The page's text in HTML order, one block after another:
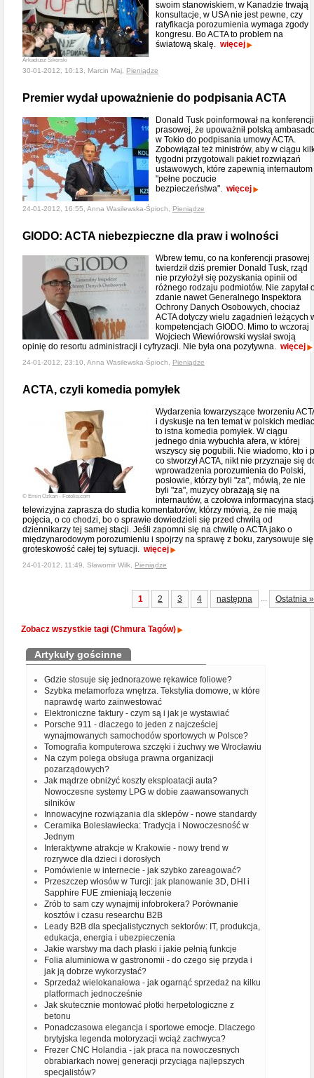
Arkadiusz Sikorski
swoim stanowiskiem, w Kanadzie trwają
konsultacje, w USA nie jest pewne, czy
ratyfikacja porozumienia wymaga zgody
kongresu. Bo ACTA to problem na
światową skalę. więcej
30-01-2012, 10:13, Marcin Maj, Pieniądze
Premier wydał upoważnienie do podpisania ACTA
Donald Tusk poinformował na konferencji
prasowej, że upoważnił polską
w Tokio do podpisania umowy ACTA.
Zobowiązał też ministrów, aby w ciągu
tygodni przygotowali pakiet rozwiązań
ustawowych, które zapewnią internautom
"pełne poczucie
bezpieczeństwa". więcej
24-01-2012, 16:55, Anna Wasilewska-Śpioch, Pieniądze
GIODO: ACTA niebezpieczne dla praw i wolności
Wbrew temu, co na konferencji prasowej
twierdził dziś premier Donald Tusk, rząd
nie przyłożył się pozyskania opinii od
różnego rodzaju podmiotów. Nie zapytał
zdanie nawet Generalnego Inspektora
Ochrony Danych Osobowych, chociaż
ACTA dotyczy wielu zagadnień leżących
kompetencjach GIODO. Mimo to wczoraj
Wojciech Wiewiórowski wysłał swoją
opinię do resortu administracji i cyfryzacji. Nie była ona pozytywna. więcej
24-01-2012, 23:10, Anna Wasilewska-Śpioch, Pieniądze
ACTA, czyli komedia pomyłek
© Emin Ozkan - Fotolia.com
Wydarzenia towarzyszące tworzeniu
i dyskusje na ten temat w polskich
to istna komedia pomyłek. W ciągu
jednego dnia wybuchła afera, w której
wszyscy się pogubili. Nie wiadomo, kto i
co stworzył ACTA, nikt nie przyznaje się
wprowadzenia porozumienia do Polski,
posłowie, którzy byli "za", mówią, że nie
byli "za", muzycy obrażają się na
internautów, a czołowa informacyjna
telewizyjna zaprasza do studia komentatorów, którzy mówią, że nie mają
pojęcia, o co chodzi, bo o sprawie dowiedzieli się przed chwilą od
dziennikarzy tej samej stacji. Jeśli zapomni się na chwilę o ACTA jako o
międzynarodowym porozumieniu i spojrzy na sprawę z boku, zarysowuje się
groteskowość całej tej sytuacji. więcej
24-01-2012, 11:49, Sławomir Wilk, Pieniądze
1 2 3 4 następna ... Ostatnia »
Zobacz wszystkie tagi (Chmura Tagów)
Artykuły gościnne
Gdzie stosuje się jednorazowe rękawice foliowe?
Szybka metamorfoza wnętrza. Tekstylia domowe, w które
naprawdę warto zainwestować
Elektroniczne faktury - czym są i jak je wystawiać
Porsche 911 - dlaczego to jeden z najcześciej
wynajmowanych samochodów sportowych w Polsce?
Tomografia komputerowa szczęki i żuchwy we Wrocławiu
Na czym polega obsługa prawna organizacji
pozarządowych?
Jak mądrze obniżyć koszty eksploatacji auta?
Nowoczesne systemy LPG w dobie zaawansowanych
silników
Innowacyjne rozwiązania dla sklepów - nowe standardy
Ceramika Bolesławiecka: Tradycja i Nowoczesność w
Jednym
Interaktywne atrakcje w Krakowie - nowy trend w
rozrywce dla dzieci i dorosłych
Pomówienie w internecie - jak szybko zareagować?
Przeszczep włosów w Turcji: jak planowanie 3D, DHI i
Sapphire FUE zmieniają leczenie
Zrób to sam czy wynajmij infobrokera? Porównanie
kosztów i czasu researchu B2B
Leady B2B dla specjalistycznych sektorów: IT, produkcja,
edukacja, energia i ubezpieczenia
Jakie warstwy ma dach płaski i jakie pełnią funkcje
Folia aluminiowa w gastronomii - do czego się przyda i
jak ją dobrze wykorzystać?
Sprzedaż wielokanałowa - jak ogarnąć sprzedaż na kilku
platformach jednocześnie
Jak skutecznie montować płotki herpetologiczne z
betonu
Ponadczasowa elegancja i sportowe emocje. Dlaczego
brytyjska legenda motoryzacji wciąż zachwyca?
Frezer CNC Holandia - jak praca na nowoczesnych
obrabiarkach nowej generacji przyciąga najlepszych
specjalistów?